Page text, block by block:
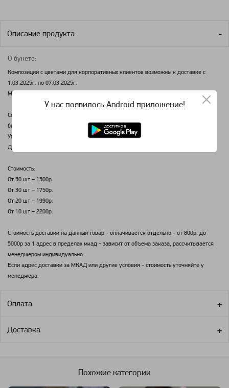
Описание продукта
О букете:
Композиции с цветами для корпоративных клиентов возможны к доставке с
1.03.2025г. по 07.03.2025г.
Минимальный заказ 10 шт.
Состав: нарцисс одноголовый желтый, мимоза, альстромерия розовая, мох.
биофлора, подставка круглая пластиковая.
Упаковка: Тубус белый с прозрачными стенками.
Диаметр 23 см. Высота 25 см.
Стоимость:
От 50 шт – 1500р.
От 30 шт – 1750р.
От 20 шт – 1990р.
От 10 шт – 2200р.
Стоимость доставки на данный товар - оплачивается отдельно - от 800р. до
5000р за 1 адрес в пределах мкад - зависит от объема заказа, рассчитывается
менеджером индивидуально.
Если адрес доставки за МКАД или другие условия - стоимость уточняйте у
менеджера.
Оплата
Доставка
Похожие категории
У нас появилось Android приложение!